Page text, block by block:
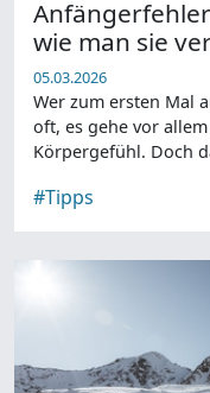
wie man sie
05.03.2026
Wer zum ersten Mal
oft, es gehe vor
Körpergefühl. Doch
#Tipps